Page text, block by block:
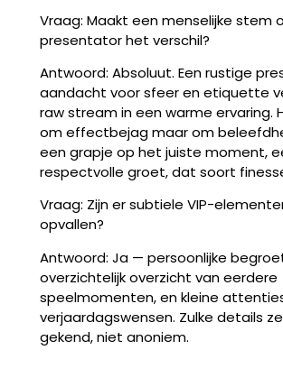
Vraag: Maakt een menselijke stem
presentator het verschil?
Antwoord: Absoluut. Een rustige
aandacht voor sfeer en etiquette
raw stream in een warme ervaring.
om effectbejag maar om
een grapje op het juiste moment,
respectvolle groet, dat soort
Vraag: Zijn er subtiele VIP-
opvallen?
Antwoord: Ja — persoonlijke
overzichtelijk overzicht van eerdere
speelmomenten, en kleine
verjaardagswensen. Zulke details
gekend, niet anoniem.